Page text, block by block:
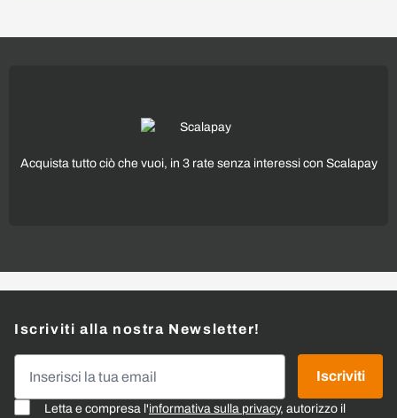
Acquista tutto ciò che vuoi, in 3 rate senza interessi con Scalapay
Iscriviti alla nostra Newsletter!
Letta e compresa l'informativa sulla privacy, autorizzo il
Iscriviti